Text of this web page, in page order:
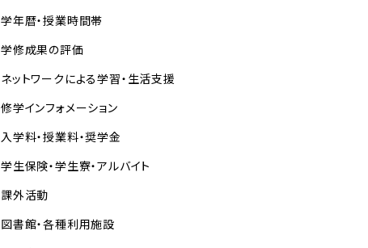
学年暦・授業時間帯
学修成果の評価
ネットワークによる学習・生活支援
修学インフォメーション
入学料・授業料・奨学金
学生保険・学生寮・アルバイト
課外活動
図書館・各種利用施設